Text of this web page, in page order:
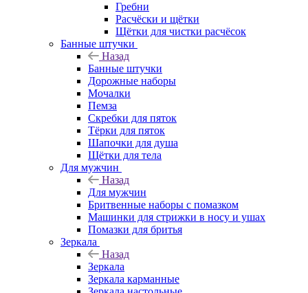
Гребни
Расчёски и щётки
Щётки для чистки расчёсок
Банные штучки
Назад
Банные штучки
Дорожные наборы
Мочалки
Пемза
Скребки для пяток
Тёрки для пяток
Шапочки для душа
Щётки для тела
Для мужчин
Назад
Для мужчин
Бритвенные наборы с помазком
Машинки для стрижки в носу и ушах
Помазки для бритья
Зеркала
Назад
Зеркала
Зеркала карманные